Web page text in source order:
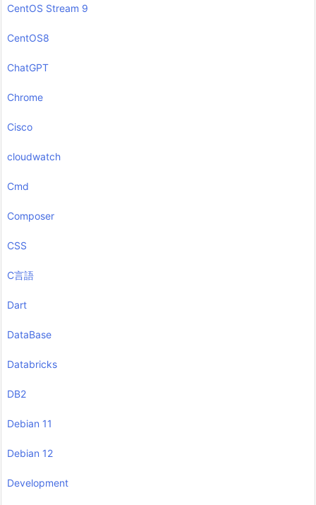
CentOS Stream 9
CentOS8
ChatGPT
Chrome
Cisco
cloudwatch
Cmd
Composer
CSS
C言語
Dart
DataBase
Databricks
DB2
Debian 11
Debian 12
Development